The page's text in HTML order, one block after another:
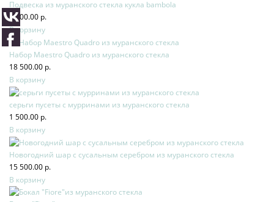
Подвеска из муранского стекла кукла bambola
9 500.00 р.
В корзину
Набор Maestro Quadro из муранского стекла
18 500.00 р.
В корзину
серьги пусеты с мурринами из муранского стекла
1 500.00 р.
В корзину
Новогодний шар с сусальным серебром из муранского стекла
15 500.00 р.
В корзину